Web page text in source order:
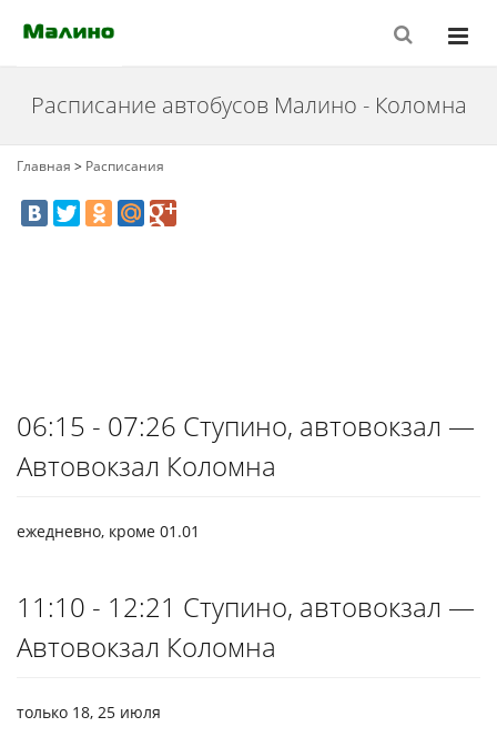
Расписание автобусов Малино - Коломна
Главная > Расписания
06:15 - 07:26 Ступино, автовокзал —
Автовокзал Коломна
ежедневно, кроме 01.01
11:10 - 12:21 Ступино, автовокзал —
Автовокзал Коломна
только 18, 25 июля